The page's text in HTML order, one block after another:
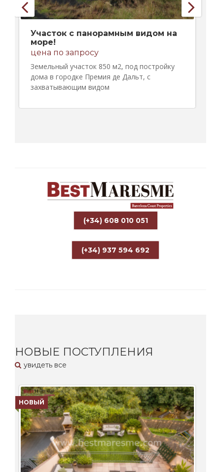
Участок с панорамным видом на
море!
цена по запросу
Земельный участок 850 м2, под постройку
дома в городке Премия де Дальт, с
захватывающим видом
(+34) 608 010 051
(+34) 937 594 692
НОВЫЕ ПОСТУПЛЕНИЯ
увидеть все
НОВЫЙ